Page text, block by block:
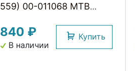
559) 00-011068 MTB
840 ₽
В наличии
Купить